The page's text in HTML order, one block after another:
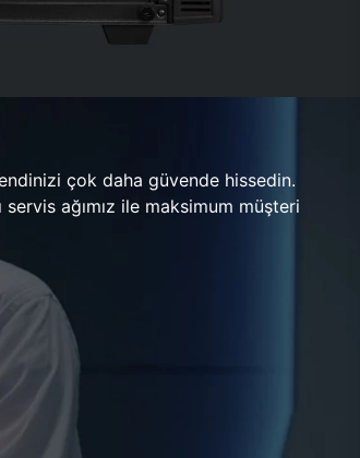
çok daha güvende hissedin.
ağımız ile maksimum müşteri